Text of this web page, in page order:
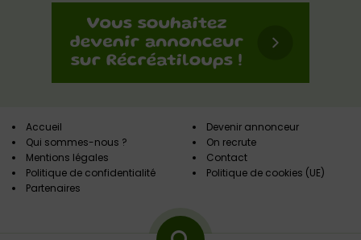
Accueil
Qui sommes-nous ?
Mentions légales
Politique de confidentialité
Partenaires
Devenir annonceur
On recrute
Contact
Politique de cookies (UE)